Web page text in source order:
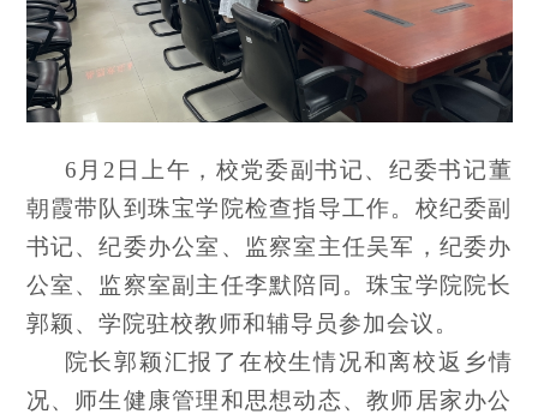
6月2日上午，校党委副书记、纪委书记董
朝霞带队到珠宝学院检查指导工作。校纪委副
书记、纪委办公室、监察室主任吴军，纪委办
公室、监察室副主任李默陪同。珠宝学院院长
郭颖、学院驻校教师和辅导员参加会议。
院长郭颖汇报了在校生情况和离校返乡情
况、师生健康管理和思想动态、教师居家办公